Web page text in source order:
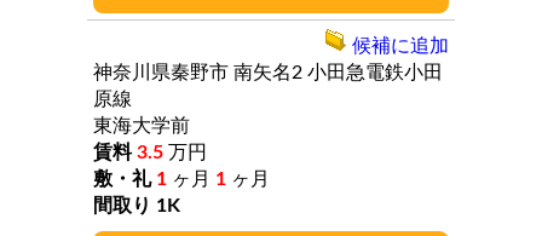
神奈川県秦野市 南矢名2 小田急電鉄小田
原線
東海大学前
3.5 万円
1 ヶ月 1 ヶ月
1K
候補に追加